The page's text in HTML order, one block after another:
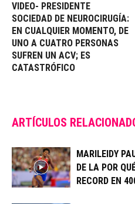
VIDEO- PRESIDENTE
SOCIEDAD DE NEUROCIRUGÍA:
EN CUALQUIER MOMENTO, DE
UNO A CUATRO PERSONAS
SUFREN UN ACV; ES
CATASTRÓFICO
ARTÍCULOS
MARILEIDY
DE LA POR
RECORD EN